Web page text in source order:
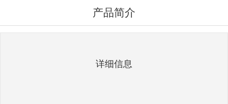
产品简介
详细信息